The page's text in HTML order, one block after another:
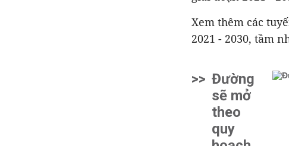
Xem thêm các
2021 - 2030, tầm
>> Đường
sẽ mở
theo
quy